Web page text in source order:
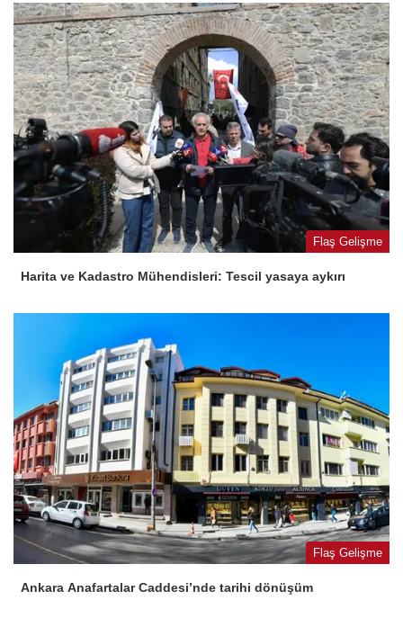
Flaş Gelişme
Harita ve Kadastro Mühendisleri: Tescil yasaya aykırı
Flaş Gelişme
Ankara Anafartalar Caddesi’nde tarihi dönüşüm